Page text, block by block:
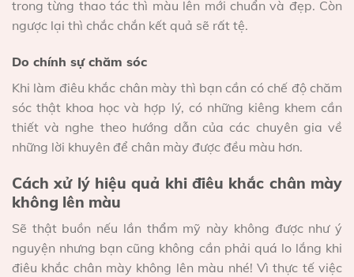
trong từng thao tác thì màu lên mới chuẩn và đẹp. Còn
ngược lại thì chắc chắn kết quả sẽ rất tệ.
Do chính sự chăm sóc
Khi làm điêu khắc chân mày thì bạn cần có chế độ chăm
sóc thật khoa học và hợp lý, có những kiêng khem cần
thiết và nghe theo hướng dẫn của các chuyên gia về
những lời khuyên để chân mày được đều màu hơn.
Cách xử lý hiệu quả khi điêu khắc chân mày
không lên màu
Sẽ thật buồn nếu lần thẩm mỹ này không được như ý
nguyện nhưng bạn cũng không cần phải quá lo lắng khi
điêu khắc chân mày không lên màu nhé! Vì thực tế việc